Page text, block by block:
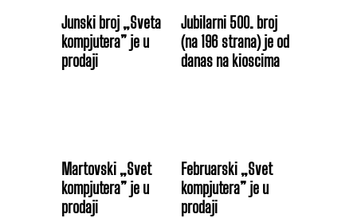
Junski broj „Sveta
kompjutera” je u
prodaji
Jubilarni 500. broj
(na 196 strana) je od
danas na kioscima
Martovski „Svet
kompjutera” je u
prodaji
Februarski „Svet
kompjutera” je u
prodaji